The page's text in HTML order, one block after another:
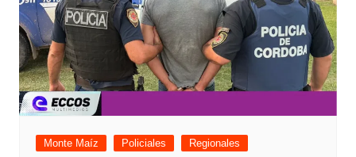
Monte Maíz Policiales Regionales